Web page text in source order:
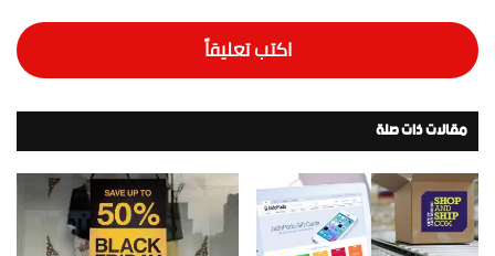
اكتب تعليقاً
مقالات ذات صلة